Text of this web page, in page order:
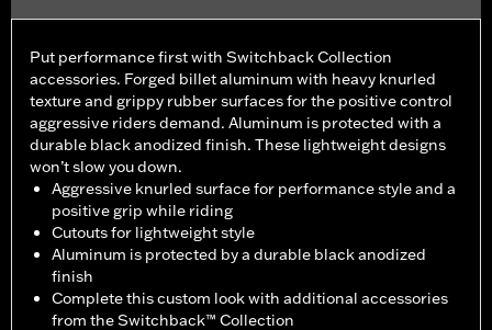
Put performance first with Switchback Collection
accessories. Forged billet aluminum with heavy knurled
texture and grippy rubber surfaces for the positive control
aggressive riders demand. Aluminum is protected with a
durable black anodized finish. These lightweight designs
won’t slow you down.
Aggressive knurled surface for performance style and a
positive grip while riding
Cutouts for lightweight style
Aluminum is protected by a durable black anodized
finish
Complete this custom look with additional accessories
from the Switchback™ Collection